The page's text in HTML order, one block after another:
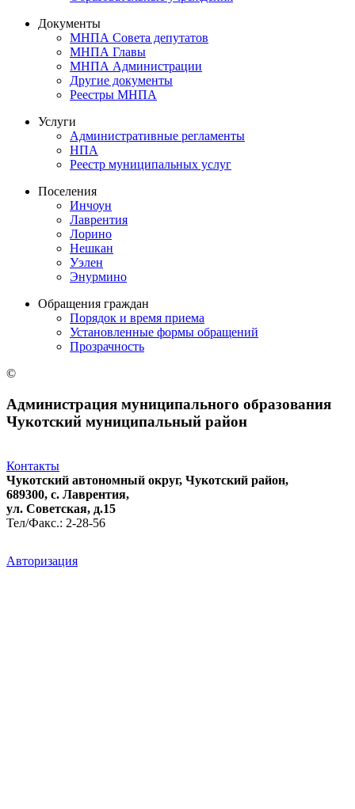
Документы
МНПА Совета депутатов
МНПА Главы
МНПА Администрации
Другие документы
Реестры МНПА
Услуги
Административные регламенты
НПА
Реестр муниципальных услуг
Поселения
Инчоун
Лаврентия
Лорино
Нешкан
Уэлен
Энурмино
Обращения граждан
Порядок и время приема
Установленные формы обращений
Прозрачность
©
Администрация муниципального образования
Чукотский муниципальный район
Контакты
Чукотский автономный округ, Чукотский район,
689300, с. Лаврентия,
ул. Советская, д.15
Тел/Факс.: 2-28-56
Авторизация